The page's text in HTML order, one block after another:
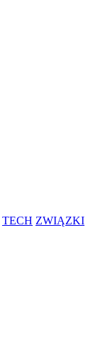
TECH ZWIĄZKI